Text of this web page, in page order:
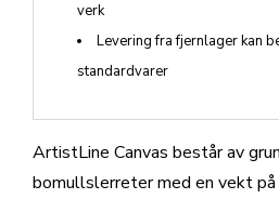
ArtistLine Canvas består av
bomullslerreter med en vekt
verk
Levering fra fjernlager kan
standardvarer